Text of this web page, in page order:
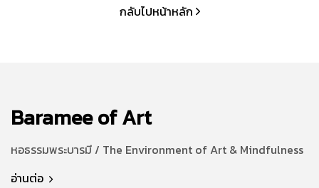
กลับไปหน้าหลัก
Baramee of Art
หอธรรมพระบารมี / The Environment of Art & Mindfulness
อ่านต่อ